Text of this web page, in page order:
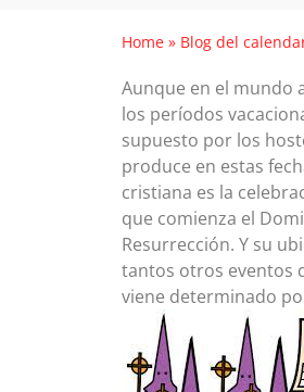
Home » Blog del
Aunque en el mundo
los períodos
supuesto por los
produce en estas
cristiana es la
que comienza el
Resurrección. Y su
tantos otros eventos
viene determinado